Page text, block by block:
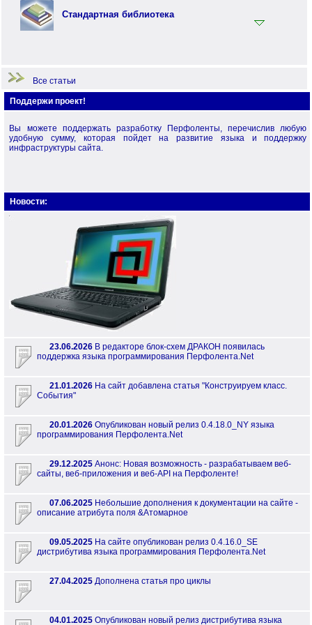
Примеры по стандартной библиотеке
Примеры по языку Перфо
Стандартная библиотека
Все статьи
Поддержи проект!
Вы можете поддержать разработку Перфоленты, перечислив любую
удобную сумму, которая пойдет на развитие языка и поддержку
инфраструктуры сайта.
Новости:
23.06.2026 В редакторе блок-схем ДРАКОН появилась
поддержка языка программирования Перфолента.Net
21.01.2026 На сайт добавлена статья "Конструируем класс.
События"
20.01.2026 Опубликован новый релиз 0.4.18.0_NY языка
программирования Перфолента.Net
29.12.2025 Анонс: Новая возможность - разрабатываем веб-
сайты, веб-приложения и веб-API на Перфоленте!
07.06.2025 Небольшие дополнения к документации на сайте -
описание атрибута поля &Атомарное
09.05.2025 На сайте опубликован релиз 0.4.16.0_SE
дистрибутива языка программирования Перфолента.Net
27.04.2025 Дополнена статья про циклы
04.01.2025 Опубликован новый релиз дистрибутива языка